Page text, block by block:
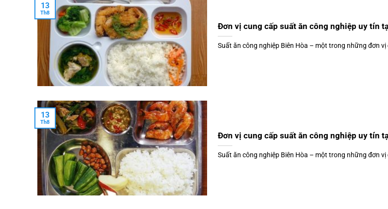
Đơn vị cung cấp suất ăn công nghiệp uy tín
Suất ăn công nghiệp Biên Hòa – một trong những đơn vị
13
Th8
Đơn vị cung cấp suất ăn công nghiệp uy tín
Suất ăn công nghiệp Biên Hòa – một trong những đơn vị
13
Th8